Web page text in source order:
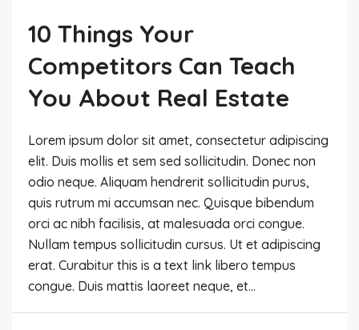
10 Things Your
Competitors Can Teach
You About Real Estate
Lorem ipsum dolor sit amet, consectetur adipiscing
elit. Duis mollis et sem sed sollicitudin. Donec non
odio neque. Aliquam hendrerit sollicitudin purus,
quis rutrum mi accumsan nec. Quisque bibendum
orci ac nibh facilisis, at malesuada orci congue.
Nullam tempus sollicitudin cursus. Ut et adipiscing
erat. Curabitur this is a text link libero tempus
congue. Duis mattis laoreet neque, et...